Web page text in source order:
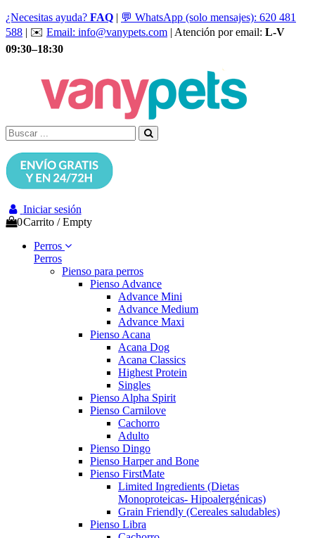
¿Necesitas ayuda? FAQ | 💬 WhatsApp (solo mensajes): 620 481
588 | ✉️ Email: info@vanypets.com | Atención por email: L-V
09:30–18:30
Iniciar sesión
0Carrito /Empty
Perros
Perros
Pienso para perros
Pienso Advance
Advance Mini
Advance Medium
Advance Maxi
Pienso Acana
Acana Dog
Acana Classics
Highest Protein
Singles
Pienso Alpha Spirit
Pienso Carnilove
Cachorro
Adulto
Pienso Dingo
Pienso Harper and Bone
Pienso FirstMate
Limited Ingredients (Dietas
Monoproteicas- Hipoalergénicas)
Grain Friendly (Cereales saludables)
Pienso Libra